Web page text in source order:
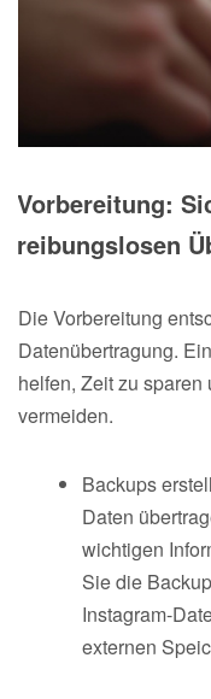
Vorbereitung:
reibungslosen
Die Vorbereitung
Datenübertragung.
helfen, Zeit zu
vermeiden.
Backups
Daten
wichtigen
Sie die
Instagram-
externen